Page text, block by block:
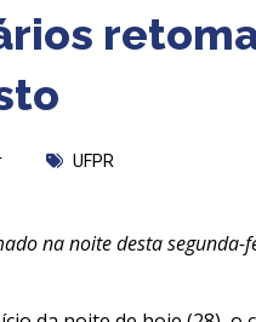
UFPR
na noite desta